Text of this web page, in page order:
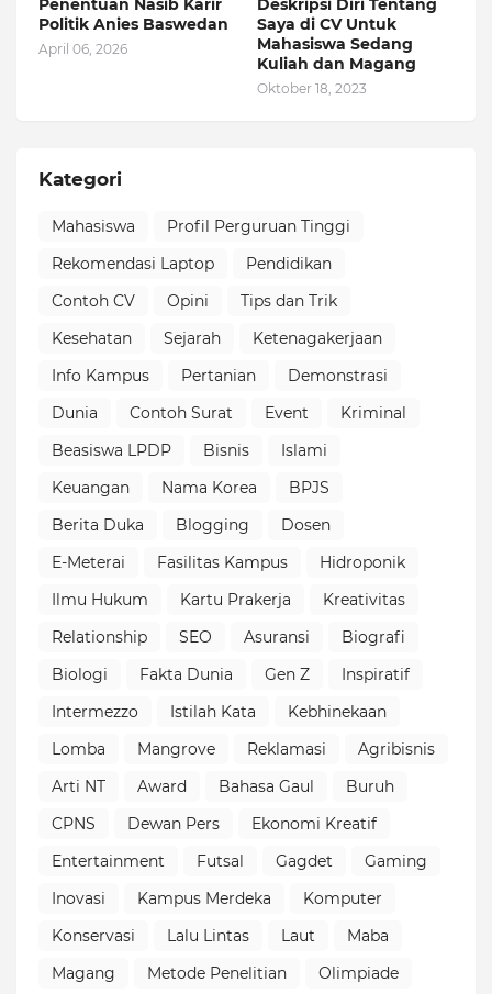
Penentuan Nasib Karir
Politik Anies Baswedan
April 06, 2026
Deskripsi Diri Tentang
Saya di CV Untuk
Mahasiswa Sedang
Kuliah dan Magang
Oktober 18, 2023
Kategori
Mahasiswa
Profil Perguruan Tinggi
Rekomendasi Laptop
Pendidikan
Contoh CV
Opini
Tips dan Trik
Kesehatan
Sejarah
Ketenagakerjaan
Info Kampus
Pertanian
Demonstrasi
Dunia
Contoh Surat Event
Kriminal
Beasiswa LPDP
Bisnis
Islami
Keuangan
Nama Korea
BPJS
Berita Duka
Blogging
Dosen
E-Meterai
Fasilitas Kampus
Hidroponik
Ilmu Hukum
Kartu Prakerja
Kreativitas
Relationship
SEO Asuransi
Biografi
Biologi
Fakta Dunia Gen Z
Inspiratif
Intermezzo
Istilah Kata
Kebhinekaan
Lomba
Mangrove Reklamasi
Agribisnis
Arti NT
Award Bahasa Gaul
Buruh
CPNS
Dewan Pers
Ekonomi Kreatif
Entertainment
Futsal Gagdet
Gaming
Inovasi
Kampus Merdeka
Komputer
Konservasi
Lalu Lintas Laut
Maba
Magang
Metode Penelitian
Olimpiade